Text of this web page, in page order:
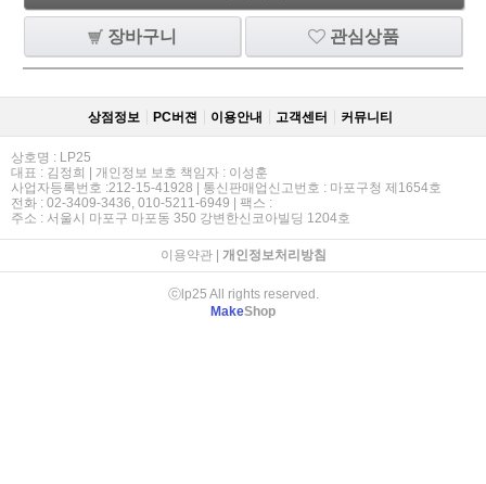
장바구니 관심상품
상점정보 PC버젼 이용안내 고객센터 커뮤니티
상호명 : LP25
대표 : 김정희 | 개인정보 보호 책임자 : 이성훈
사업자등록번호 :212-15-41928 | 통신판매업신고번호 : 마포구청 제1654호
전화 : 02-3409-3436, 010-5211-6949 | 팩스 :
주소 : 서울시 마포구 마포동 350 강변한신코아빌딩 1204호
이용약관| 개인정보처리방침
ⓒlp25 All rights reserved.
MakeShop